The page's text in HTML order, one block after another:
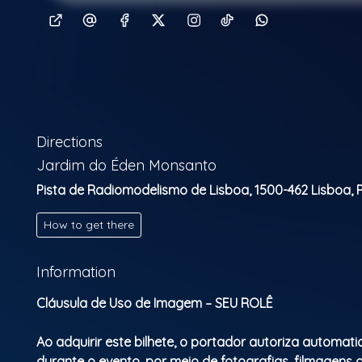
Directions
Jardim do Éden Monsanto
Pista de Radiomodelismo de Lisboa, 1500-462 Lisboa,
How to get there
Information
Cláusula de Uso de Imagem – SEU ROLÊ
Ao adquirir este bilhete, o portador autoriza